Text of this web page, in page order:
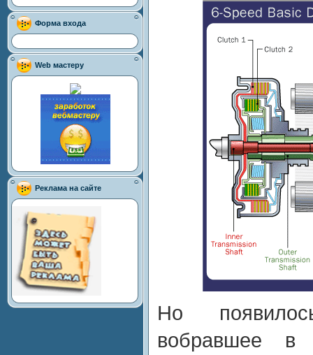
Форма входа
Web мастеру
Реклама на сайте
Но
вобравшее в